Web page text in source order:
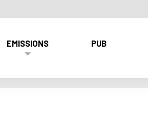
EMISSIONS PUB